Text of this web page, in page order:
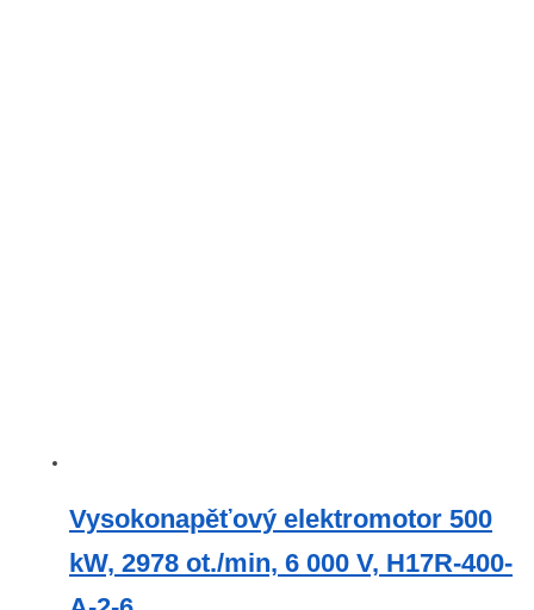
Vysokonapěťový elektromotor 500
kW, 2978 ot./min, 6 000 V, H17R-400-